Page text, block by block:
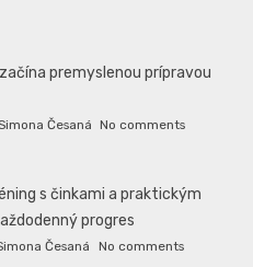
premyslenou prípravou
Česaná No comments
s činkami a praktickým
progres
Česaná No comments